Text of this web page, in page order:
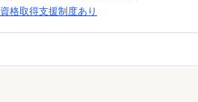
資格取得支援制度あり